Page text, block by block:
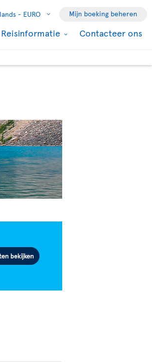
- EURO Mijn boeking beheren
Reisinformatie Contacteer ons